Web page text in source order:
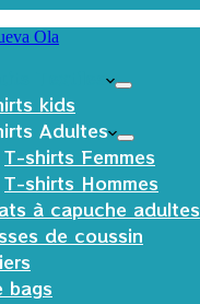
kids
Adultes
T-shirts Femmes
T-shirts Hommes
à capuche adultes
de coussin
bags